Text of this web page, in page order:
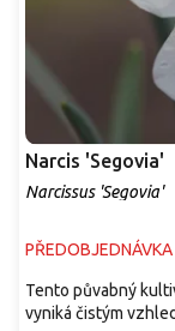
Narcis 'Segovia'
Narcissus 'Segovia'
Tento půvabný
vyniká čistým